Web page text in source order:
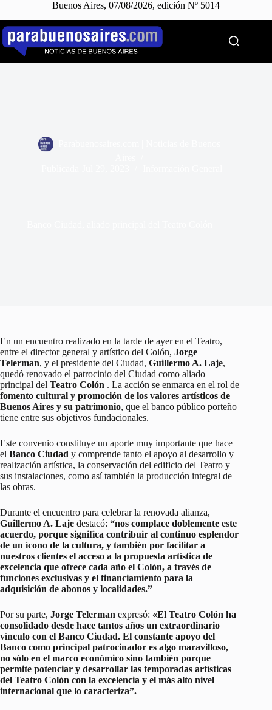
Buenos Aires, 07/08/2026, edición Nº 5014
Saltar
contenido
En un encuentro realizado en la tarde de ayer en el Teatro,
entre el director general y artístico del Colón, Jorge
Telerman, y el presidente del Ciudad, Guillermo A. Laje,
quedó renovado el patrocinio del Ciudad como aliado
principal del Teatro Colón . La acción se enmarca en el rol de
fomento cultural y promoción de los valores artísticos de
Buenos Aires y su patrimonio, que el banco público porteño
tiene entre sus objetivos fundacionales.
Este convenio constituye un aporte muy importante que hace
el Banco Ciudad y comprende tanto el apoyo al desarrollo y
realización artística, la conservación del edificio del Teatro y
sus instalaciones, como así también la producción integral de
las obras.
Durante el encuentro para celebrar la renovada alianza,
Guillermo A. Laje destacó: “nos complace doblemente este
acuerdo, porque significa contribuir al continuo esplendor
de un ícono de la cultura, y también por facilitar a
nuestros clientes el acceso a la propuesta artística de
excelencia que ofrece cada año el Colón, a través de
funciones exclusivas y el financiamiento para la
adquisición de abonos y localidades.”
Por su parte, Jorge Telerman expresó: «El Teatro Colón ha
consolidado desde hace tantos años un extraordinario
vínculo con el Banco Ciudad. El constante apoyo del
Banco como principal patrocinador es algo maravilloso,
no sólo en el marco económico sino también porque
permite potenciar y desarrollar las temporadas artísticas
del Teatro Colón con la excelencia y el más alto nivel
internacional que lo caracteriza”.